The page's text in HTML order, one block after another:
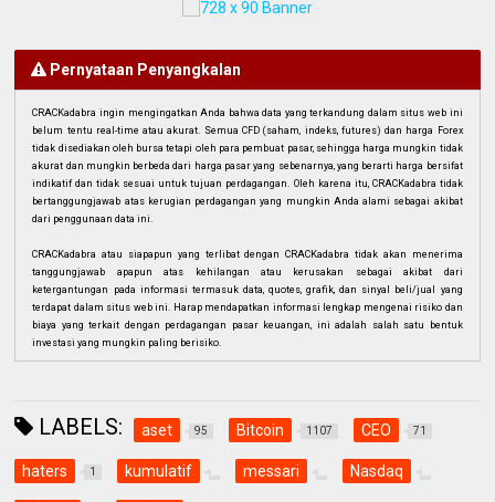
Pernyataan Penyangkalan
CRACKadabra ingin mengingatkan Anda bahwa data yang terkandung dalam situs web ini
belum tentu real-time atau akurat. Semua CFD (saham, indeks, futures) dan harga Forex
tidak disediakan oleh bursa tetapi oleh para pembuat pasar, sehingga harga mungkin tidak
akurat dan mungkin berbeda dari harga pasar yang sebenarnya, yang berarti harga bersifat
indikatif dan tidak sesuai untuk tujuan perdagangan. Oleh karena itu, CRACKadabra tidak
bertanggungjawab atas kerugian perdagangan yang mungkin Anda alami sebagai akibat
dari penggunaan data ini.
CRACKadabra atau siapapun yang terlibat dengan CRACKadabra tidak akan menerima
tanggungjawab apapun atas kehilangan atau kerusakan sebagai akibat dari
ketergantungan pada informasi termasuk data, quotes, grafik, dan sinyal beli/jual yang
terdapat dalam situs web ini. Harap mendapatkan informasi lengkap mengenai risiko dan
biaya yang terkait dengan perdagangan pasar keuangan, ini adalah salah satu bentuk
investasi yang mungkin paling berisiko.
LABELS: aset 95 Bitcoin 1107 CEO 71
haters 1 kumulatif messari Nasdaq